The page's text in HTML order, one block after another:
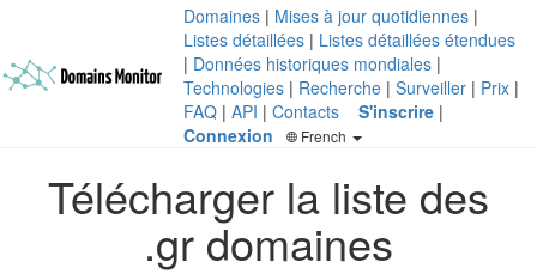
Domaines | Mises à jour quotidiennes |
Listes détaillées | Listes détaillées étendues
| Données historiques mondiales |
Technologies | Recherche | Surveiller | Prix |
FAQ | API | Contacts S'inscrire |
Connexion
French
Télécharger la liste des
.gr domaines